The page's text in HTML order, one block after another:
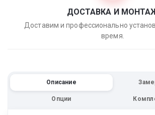
ДОСТАВКА И
Доставим и профессионально
время.
Описание
Опции